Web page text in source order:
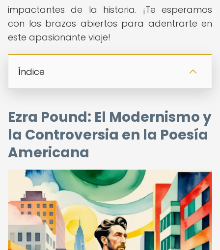
impactantes de la historia. ¡Te esperamos
con los brazos abiertos para adentrarte en
este apasionante viaje!
Índice
Ezra Pound: El Modernismo y
la Controversia en la Poesía
Americana